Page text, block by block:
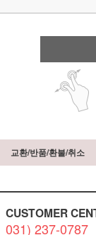
교환/반품/환불/취소
CUSTOMER
031) 237-0787